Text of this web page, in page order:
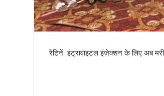
रेटिनें इंट्रावाइटल इंजेक्शन के लिए अब